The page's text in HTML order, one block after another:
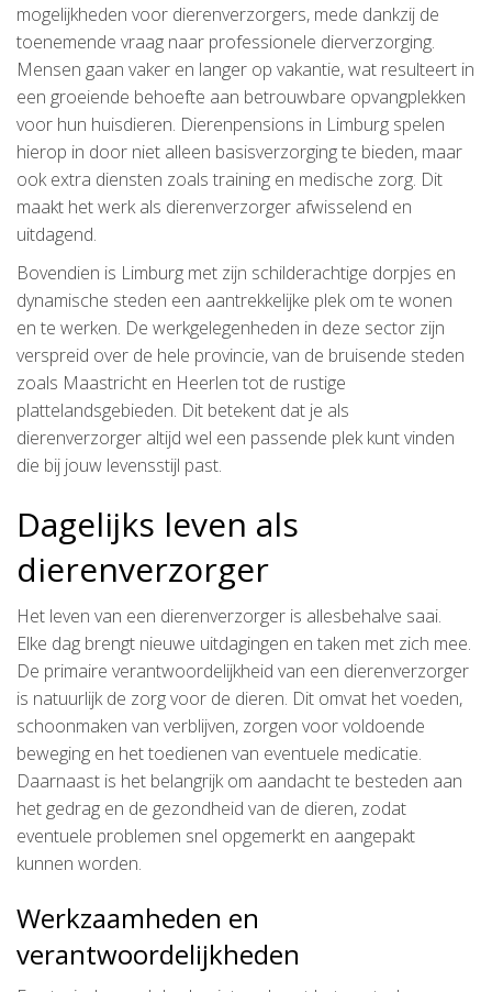
mogelijkheden voor dierenverzorgers, mede dankzij de
toenemende vraag naar professionele dierverzorging.
Mensen gaan vaker en langer op vakantie, wat resulteert in
een groeiende behoefte aan betrouwbare opvangplekken
voor hun huisdieren. Dierenpensions in Limburg spelen
hierop in door niet alleen basisverzorging te bieden, maar
ook extra diensten zoals training en medische zorg. Dit
maakt het werk als dierenverzorger afwisselend en
uitdagend.
Bovendien is Limburg met zijn schilderachtige dorpjes en
dynamische steden een aantrekkelijke plek om te wonen
en te werken. De werkgelegenheden in deze sector zijn
verspreid over de hele provincie, van de bruisende steden
zoals Maastricht en Heerlen tot de rustige
plattelandsgebieden. Dit betekent dat je als
dierenverzorger altijd wel een passende plek kunt vinden
die bij jouw levensstijl past.
Dagelijks leven als
dierenverzorger
Het leven van een dierenverzorger is allesbehalve saai.
Elke dag brengt nieuwe uitdagingen en taken met zich mee.
De primaire verantwoordelijkheid van een dierenverzorger
is natuurlijk de zorg voor de dieren. Dit omvat het voeden,
schoonmaken van verblijven, zorgen voor voldoende
beweging en het toedienen van eventuele medicatie.
Daarnaast is het belangrijk om aandacht te besteden aan
het gedrag en de gezondheid van de dieren, zodat
eventuele problemen snel opgemerkt en aangepakt
kunnen worden.
Werkzaamheden en
verantwoordelijkheden